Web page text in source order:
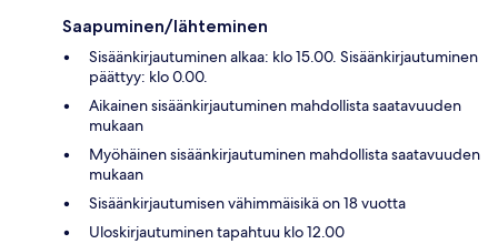
Saapuminen/lähteminen
Sisäänkirjautuminen alkaa: klo 15.00. Sisäänkirjautuminen
päättyy: klo 0.00.
Aikainen sisäänkirjautuminen mahdollista saatavuuden
mukaan
Myöhäinen sisäänkirjautuminen mahdollista saatavuuden
mukaan
Sisäänkirjautumisen vähimmäisikä on 18 vuotta
Uloskirjautuminen tapahtuu klo 12.00